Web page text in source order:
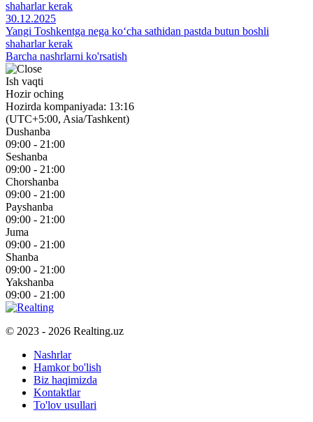
30.12.2025
Yangi Toshkentga nega ko‘cha sathidan pastda butun boshli
shaharlar kerak
Barcha nashrlarni ko'rsatish
Ish vaqti
Hozir oching
Hozirda kompaniyada: 13:16
(UTC+5:00, Asia/Tashkent)
Dushanba
09:00 - 21:00
Seshanba
09:00 - 21:00
Chorshanba
09:00 - 21:00
Payshanba
09:00 - 21:00
Juma
09:00 - 21:00
Shanba
09:00 - 21:00
Yakshanba
09:00 - 21:00
© 2023 - 2026 Realting.uz
Nashrlar
Hamkor bo'lish
Biz haqimizda
Kontaktlar
To'lov usullari